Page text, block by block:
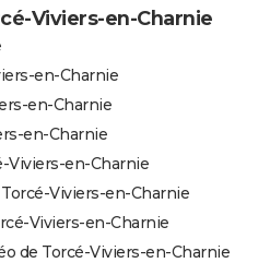
Viviers-en-Charnie
en-Charnie
en-Charnie
en-Charnie
Viviers-en-Charnie
Viviers-en-Charnie
Viviers-en-Charnie
de Torcé-Viviers-en-Charnie